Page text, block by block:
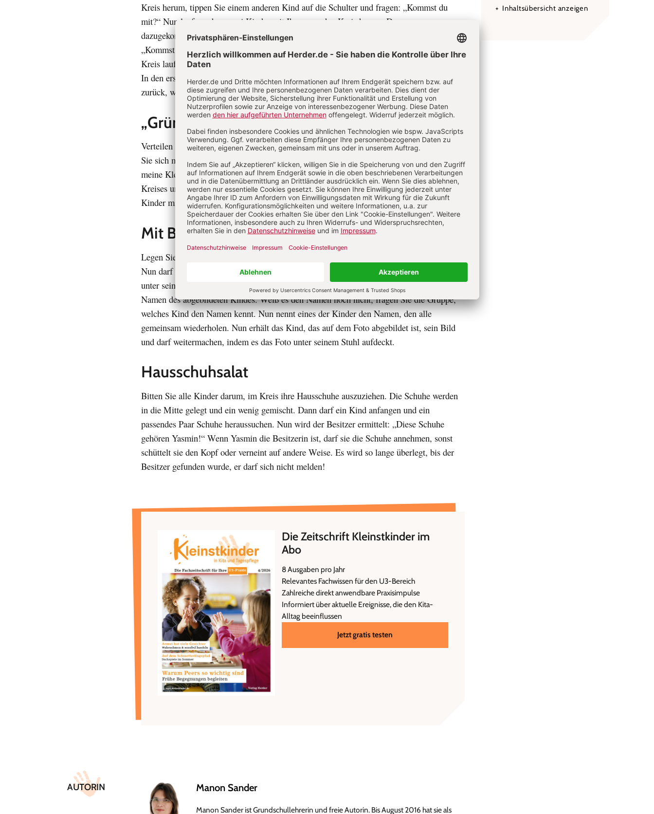
Kreis herum, tippen Sie einem anderen Kind auf die Schulter und fragen: „Kommst du
mit?“ Nun laufen schon zwei Kinder mit Ihnen um den Kreis herum. Das nun neu
dazugekommene Kind tippt einem weiteren Kind auf die Schulter und fragt wieder:
„Kommst du mit?“ So geht es immer weiter, bis schließlich alle Kinder hintereinander im
Kreis laufen. Es wird so lange gespielt, bis der innere Kreis komplett aufgelöst ist.
In den ersten Runden ist es hilfreich, wenn Sie die Kinder begleiten. Ziehen Sie sich
zurück, wenn die Kinder den Ablauf des Spiels verinnerlicht haben.
„Grün, grün, grün sind alle meine Kleider“
Verteilen Sie Chiffontücher in den Farben Rot, Gelb, Blau und Grün an alle Kinder. Stellen
Sie sich mit den Kindern im Kreis auf und singen Sie das Lied „Grün, grün, grün sind alle
meine Kleider“. Jedes Kind, das ein grünes Tuch in der Hand hält, geht in die Mitte des
Kreises und tanzt zur Melodie, wenn es das möchte. In den folgenden Strophen sind die
Kinder mit roten, blauen und gelben Tüchern an der Reihe.
Mit Bildkarten die Namen üben
Legen Sie verdeckte Bildkarten mit Fotos der Kinder unter die Stühle, die im Kreis stehen.
Nun darf sich jedes Kind auf einen Stuhl setzen. Ein Kind fängt an und nimmt die Karte
unter seinem Stuhl auf. Es schaut sich das Bild an, zeigt es in die Runde und sagt den
Namen des abgebildeten Kindes. Weiß es den Namen noch nicht, fragen Sie die Gruppe,
welches Kind den Namen kennt. Nun nennt eines der Kinder den Namen, den alle
gemeinsam wiederholen. Nun erhält das Kind, das auf dem Foto abgebildet ist, sein Bild
und darf weitermachen, indem es das Foto unter seinem Stuhl aufdeckt.
Hausschuhsalat
Bitten Sie alle Kinder darum, im Kreis ihre Hausschuhe auszuziehen. Die Schuhe werden
in die Mitte gelegt und ein wenig gemischt. Dann darf ein Kind anfangen und ein
passendes Paar Schuhe heraussuchen. Nun wird der Besitzer ermittelt: „Diese Schuhe
gehören Yasmin!“ Wenn Yasmin die Besitzerin ist, darf sie die Schuhe annehmen, sonst
schüttelt sie den Kopf oder verneint auf andere Weise. Es wird so lange überlegt, bis der
Besitzer gefunden wurde, er darf sich nicht melden!
Die Zeitschrift Kleinstkinder im
Abo
8 Ausgaben pro Jahr
Relevantes Fachwissen für den U3-Bereich
Zahlreiche direkt anwendbare Praxisimpulse
Informiert über aktuelle Ereignisse, die den Kita-
Alltag beeinflussen
Jetzt gratis testen
Artikel-
InfosAUTORIN Manon Sander
Manon Sander ist Grundschullehrerin und freie Autorin. Bis August 2016 hat sie als
Inhaltsübersicht anzeigen